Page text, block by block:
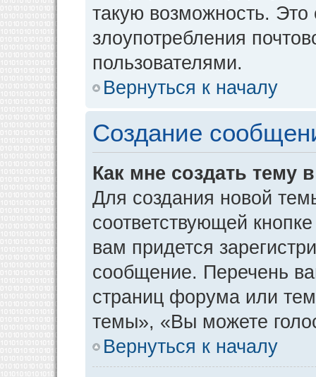
такую возможность. Это
злоупотребления
пользователями.
Вернуться к началу
Создание
Как мне создать тему
Для создания новой
соответствующей
вам придется
сообщение. Перечень
страниц форума или
темы», «Вы можете
Вернуться к началу